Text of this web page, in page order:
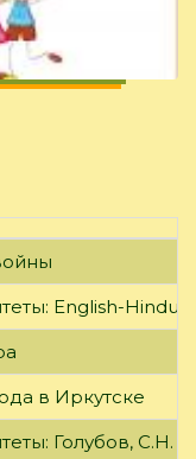
English-
в Иркутске
Голубов, С.Н.